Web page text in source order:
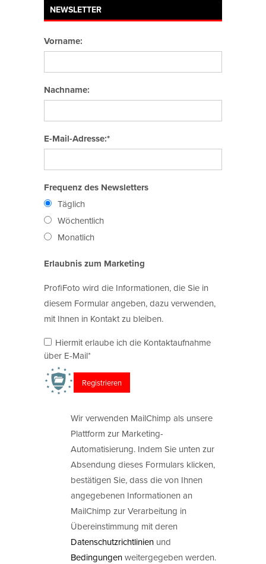
NEWSLETTER
Vorname:
Nachname:
E-Mail-Adresse:*
Frequenz des Newsletters
Täglich
Wöchentlich
Monatlich
Erlaubnis zum Marketing
ProfiFoto wird die Informationen, die Sie in
diesem Formular angeben, dazu verwenden,
mit Ihnen in Kontakt zu bleiben.
Hiermit erlaube ich die Kontaktaufnahme
über E-Mail*
Wir verwenden MailChimp als unsere
Plattform zur Marketing-
Automatisierung. Indem Sie unten zur
Absendung dieses Formulars klicken,
bestätigen Sie, dass die von Ihnen
angegebenen Informationen an
MailChimp zur Verarbeitung in
Übereinstimmung mit deren
Datenschutzrichtlinien und
Bedingungenweitergegeben werden.